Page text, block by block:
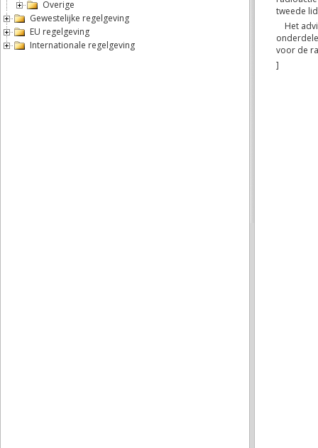
Overige
Gewestelijke regelgeving
EU regelgeving
Internationale regelgeving